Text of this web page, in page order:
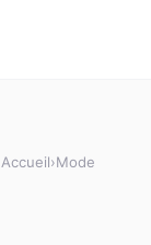
Accueil›Mode